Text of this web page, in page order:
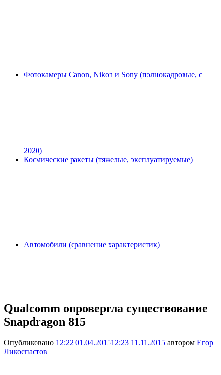
Фотокамеры Canon, Nikon и Sony (полнокадровые, с
2020)
Космические ракеты (тяжелые, эксплуатируемые)
Автомобили (сравнение характеристик)
Qualcomm опровергла существование
Snapdragon 815
Опубликовано 12:22 01.04.201512:23 11.11.2015 автором Егор
Ликоспастов